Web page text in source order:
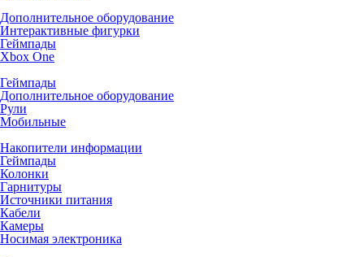
Дополнительное оборудование
Интерактивные фигурки
Геймпады
Xbox One
Геймпады
Дополнительное оборудование
Рули
Мобильные
Накопители информации
Геймпады
Колонки
Гарнитуры
Источники питания
Кабели
Камеры
Носимая электроника